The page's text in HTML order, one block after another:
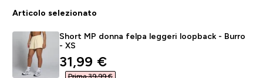
Articolo selezionato
Short MP donna felpa leggeri loopback - Burro
- XS
discounted price
31,99 €‎
Prima 39,99 €‎